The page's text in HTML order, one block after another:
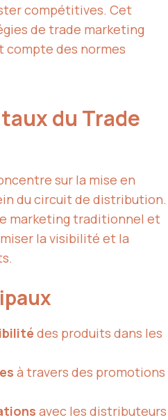
compétitives. Cet
de trade marketing
des normes
du Trade
sur la mise en
du circuit de distribution.
marketing traditionnel et
la visibilité et la
des produits dans les
à travers des promotions
avec les distributeurs